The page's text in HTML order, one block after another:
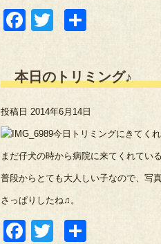
Facebook
Twitter
本日のトリミング♪
投稿日 2014年6月14日
今日トリミングにきてく
まだ仔犬の時から病院に来てくれてい
普段からとても大人しい子なので、写
さっぱりしたね♫。
Facebook
Twitter